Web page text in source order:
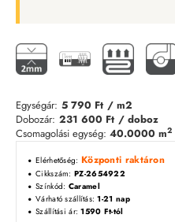
Egységár: 5 790 Ft / m2
Dobozár: 231 600 Ft / doboz
Csomagolási egység: 40.0000 m2
Elérhetőség: Központi raktáron
Cikkszám: PZ-2654922
Színkód: Caramel
Várható szállítás: 1-21 nap
Szállítási ár: 1590 Ft-tól